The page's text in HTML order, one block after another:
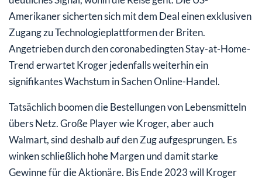
Amerikaner sicherten sich mit dem Deal einen exklusiven
Zugang zu Technologieplattformen der Briten.
Angetrieben durch den coronabedingten Stay-at-Home-
Trend erwartet Kroger jedenfalls weiterhin ein
signifikantes Wachstum in Sachen Online-Handel.
Tatsächlich boomen die Bestellungen von Lebensmitteln
übers Netz. Große Player wie Kroger, aber auch
Walmart, sind deshalb auf den Zug aufgesprungen. Es
winken schließlich hohe Margen und damit starke
Gewinne für die Aktionäre. Bis Ende 2023 will Kroger